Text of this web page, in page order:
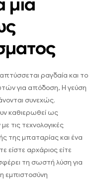
ραγδαία και το
για απόδοση, Η γεύση
συνεχώς.
καθιερωθεί ως
τις τεχνολογικές
της μπαταρίας και ένα
είστε αρχάριος είτε
τη σωστή λύση για
εμπιστοσύνη